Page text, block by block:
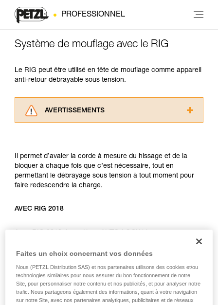
PROFESSIONNEL
Système de mouflage avec le RIG
Le RIG peut être utilisé en tête de mouflage comme appareil
anti-retour débrayable sous tension.
AVERTISSEMENTS
informations de la notice technique pour
pouvoir comprendre ce complément
d’informations.
Maîtriser ces techniques nécessite une
avec un professionnel votre capacité à refaire
que nous ne décrivons pas ici.
Il permet d’avaler la corde à mesure du hissage et de la
bloquer à chaque fois que c’est nécessaire, tout en
permettant le débrayage sous tension à tout moment pour
faire redescendre la charge.
AVEC RIG 2018
automatiquement la charge et ramène la poignée en position
d’arrêt, ce qui permet de lâcher la corde si nécessaire.
AVEC RIG < 2018
Avec RIG < 2018, la poignée est en position b (assurage)
Faites un choix concernant vos données
Nous (PETZL Distribution SAS) et nos partenaires utilisons des cookies et/ou
technologies similaires pour nous assurer du bon fonctionnement de notre
Site, pour personnaliser notre contenu et nos publicités, et pour analyser notre
trafic. Nous partageons également des informations, quant à votre navigation
sur notre Site, avec nos partenaires analytiques, publicitaires et de réseaux